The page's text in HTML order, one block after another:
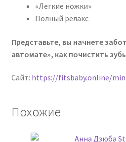
«Легкие ножки»
Полный релакс
Представьте, вы начнете
автомате», как почистить
Сайт: https://fitsbaby.online/
Похожие